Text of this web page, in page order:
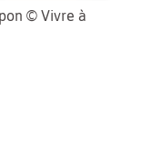
© Vivre à